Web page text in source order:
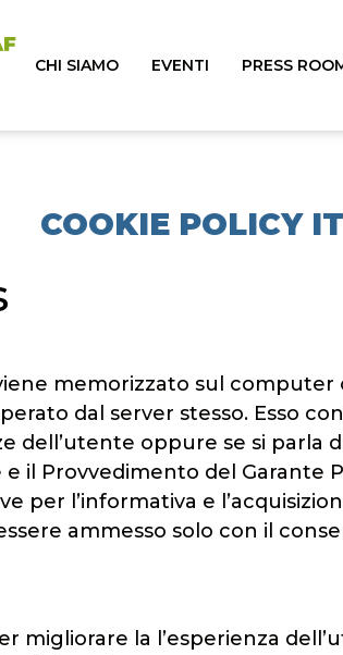
CHI SIAMO EVENTI PRESS
COOKIE POLICY IT
memorizzato sul computer
dal server stesso. Esso
dell’utente oppure se si parla
il Provvedimento del Garante
per l’informativa e
ammesso solo con il
migliorare la l’esperienza